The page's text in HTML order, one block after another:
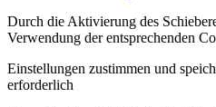
Durch die Aktivierung des
Verwendung der entsprechenden
Einstellungen zustimmen und
erforderlich